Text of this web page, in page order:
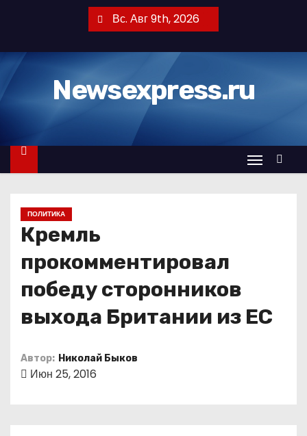
т
к
Вс. Авг 9th, 2026
Newsexpress.ru
ПОЛИТИКА
Кремль
прокомментировал
победу сторонников
выхода Британии из ЕС
Автор: Николай Быков
Июн 25, 2016